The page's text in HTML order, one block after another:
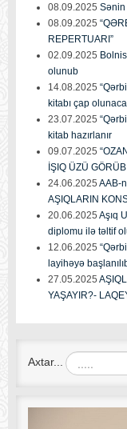
08.09.2025 Sənin
08.09.2025
REPERTUARI”
02.09.2025
olunub
14.08.2025
kitabı çap
23.07.2025
kitab hazırlanır
09.07.2025
İŞIQ ÜZÜ GÖRÜB
24.06.2025 AAB-
AŞIQLARIN
20.06.2025 Aşıq
diplomu ilə təltif
12.06.2025
layihəyə
27.05.2025
YAŞAYIR?-
Axtar...